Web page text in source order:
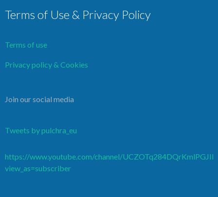
Terms of Use & Privacy Policy
Terms of use
Privacy policy & Cookies
Join our social media
Tweets by pulchra_eu
https://www.youtube.com/channel/
view_as=subscriber